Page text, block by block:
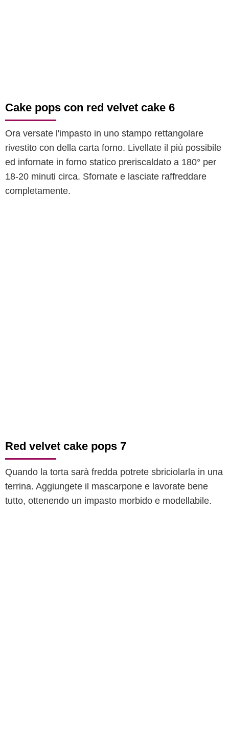
Cake pops con red velvet cake 6
Ora versate l'impasto in uno stampo rettangolare
rivestito con della carta forno. Livellate il più possibile
ed infornate in forno statico preriscaldato a 180° per
18-20 minuti circa. Sfornate e lasciate raffreddare
completamente.
Red velvet cake pops 7
Quando la torta sarà fredda potrete sbriciolarla in una
terrina. Aggiungete il mascarpone e lavorate bene
tutto, ottenendo un impasto morbido e modellabile.